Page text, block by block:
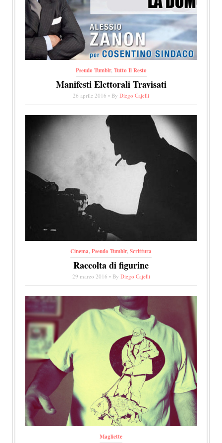
Pseudo Tumblr,Tutto Il Resto
Manifesti Elettorali Travisati
26 aprile 2016 • By Diego Cajelli
Cinema,Pseudo Tumblr,Scrittura
Raccolta di figurine
29 marzo 2016 • By Diego Cajelli
Magliette